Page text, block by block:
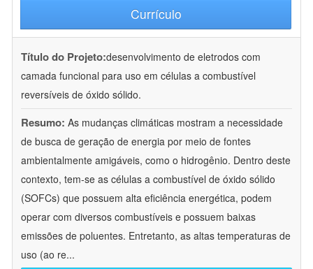
Currículo
Título do Projeto:desenvolvimento de eletrodos com
camada funcional para uso em células a combustível
reversíveis de óxido sólido.
Resumo: As mudanças climáticas mostram a necessidade
de busca de geração de energia por meio de fontes
ambientalmente amigáveis, como o hidrogênio. Dentro deste
contexto, tem-se as células a combustível de óxido sólido
(SOFCs) que possuem alta eficiência energética, podem
operar com diversos combustíveis e possuem baixas
emissões de poluentes. Entretanto, as altas temperaturas de
uso (ao re...